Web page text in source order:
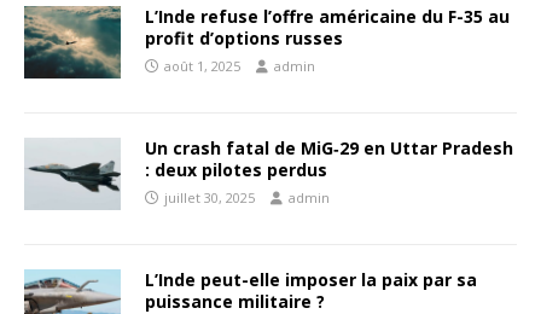
L’Inde refuse l’offre américaine du F-35 au
profit d’options russes
août 1, 2025 admin
Un crash fatal de MiG‑29 en Uttar Pradesh
: deux pilotes perdus
juillet 30, 2025 admin
L’Inde peut-elle imposer la paix par sa
puissance militaire ?